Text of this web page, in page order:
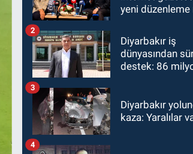
yeni düzenleme
Diyarbakır iş
dünyasından
destek: 86
2
Diyarbakır
kaza: Yaralılar
3
4